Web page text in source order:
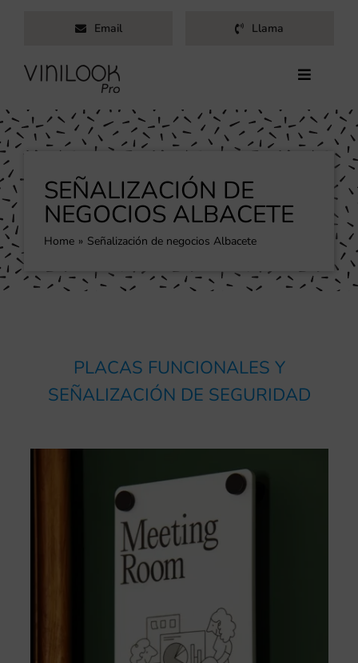
contenido
Email Llama
Toggle
Inicio
Servicios
Productos
Trabajos
Blog
Contacto
SEÑALIZACIÓN DE
NEGOCIOS ALBACETE
Home Señalización de negocios Albacete
PLACAS FUNCIONALES Y
SEÑALIZACIÓN DE SEGURIDAD